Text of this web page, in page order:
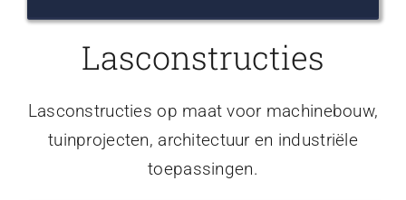
Lasconstructies
Lasconstructies op maat voor machinebouw,
tuinprojecten, architectuur en industriële
toepassingen.